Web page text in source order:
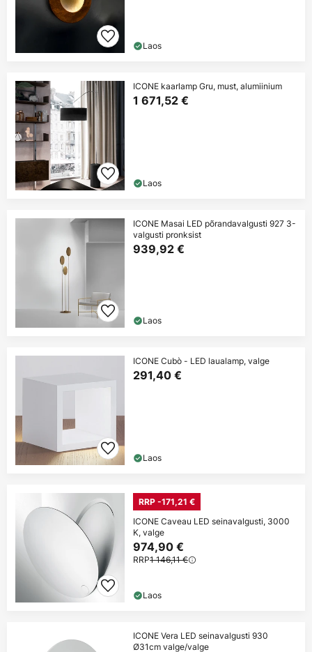
Laos
ICONE kaarlamp Gru, must, alumiinium
1 671,52 €
Laos
ICONE Masai LED põrandavalgusti 927 3-
valgusti pronksist
939,92 €
Laos
ICONE Cubò - LED laualamp, valge
291,40 €
Laos
RRP -171,21 €
ICONE Caveau LED seinavalgusti, 3000
K, valge
974,90 €
RRP1 146,11 €
Laos
ICONE Vera LED seinavalgusti 930
Ø31cm valge/valge